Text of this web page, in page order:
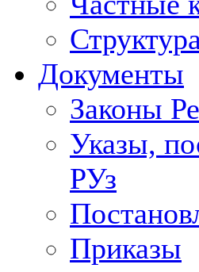
Документы
Законы
Указы,
РУз
Приказы